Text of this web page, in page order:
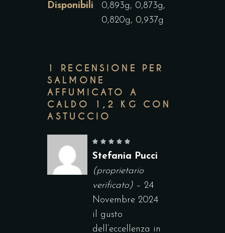
Disponibili
0,893g, 0,873g,
0,820g, 0,937g
1 RECENSIONE PER
SALMONE
AFFUMICATO A
CALDO 1,2 KG CON
ASTUCCIO
Stefania Pucci
(proprietario
verificato) – 24
Novembre 2024
il gusto
dell’eccellenza in